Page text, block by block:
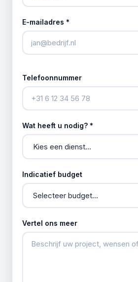
E-mailadres *
Telefoonnummer
Wat heeft u nodig? *
Indicatief budget
Vertel ons meer